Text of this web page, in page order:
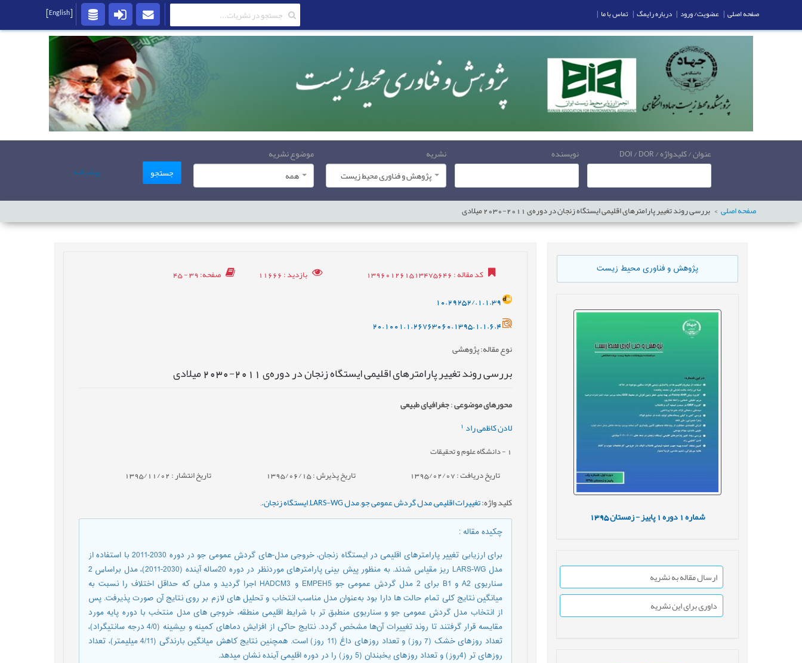
عنوان / کلیدواژه / DOI / DOR نویسنده
نشریه
پژوهش و فناوری محیط زیست
موضوع نشریه
همه
جستجو پیشرفته
صفحه اصلی بررسی روند تغییر پارامترهای اقلیمی ایستگاه زنجان در دوره‌ی 2011-2030 میلادی
پژوهش و فناوری محیط زیست
شماره دوره پاییز - زمستان1395
ارسال مقاله به نشریه
داوری برای این نشریه
کد مقاله: 139601261513475646 بازدید: 11666 صفحه: 39 - 45
10.29252/.1.1.39
20.1001.1.26763060.1395.1.1.6.4
نوع مقاله: پژوهشی
بررسی روند تغییر پارامترهای اقلیمی ایستگاه زنجان در دوره‌ی 2011-2030 میلادی
محورهای موضوعی:جغرافیای طبیعی
لادن کاظمی راد 1
1 - دانشگاه علوم و تحقیقات
تاریخ دریافت : 1395/02/07 تاریخ پذیرش : 1395/06/15 تاریخ انتشار : 1395/11/02
کلید واژه:تغییرات اقلیمی,مدل گردش عمومی جو,مدل LARS-WG ,ایستگاه زنجان.,
چکیده مقاله:
برای ارزیابی تغییر پارامترهای اقلیمی در ایستگاه زنجان، خروجی مدل-های گردش عمومی جو در دوره 2030-2011 با استفاده از
مدل LARS-WG ریز مقیاس شدند. به منظور پیش بینی پارامترهای موردنظر در دوره 20ساله آینده (2030-2011)، مدل براساس 2
سناریوی A2 و B1 برای 2 مدل گردش عمومی جو EMPEH5 و HADCM3 اجرا گردید و مدلی که حداقل اختلاف را نسبت به
میانگین نتایج کلی تمام حالت ها دارا بود به‌عنوان مدل مناسب انتخاب و تحلیل های لازم بر روی نتایج آن صورت پذیرفت. پس
از انتخاب مدل گردش عمومی جو و سناریوی منطبق تر با شرایط اقلیمی منطقه، خروجی های مدل منتخب با دوره پایه مورد
مقایسه قرار گرفتند تا روند تغییرات آن‌ها مشخص گردد. نتایج حاکی از افزایش دماهای کمینه و بیشینه (4/0 درجه سانتیگراد)،
تعداد روزهای خشک (7 روز) و تعداد روزهای داغ (11 روز) است. همچنین نتایج کاهش میانگین بارندگی (4/11 میلیمتر)، تعداد
روزهای تر (4روز) و تعداد روزهای یخبندان (5 روز) را در دوره اقلیمی آینده نشان میدهد.
صفحه اصلی | عضویت/ ورود | درباره رایمگ | تماس با ما |
[English]